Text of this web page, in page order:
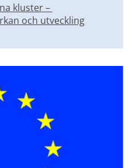
kluster –
och utveckling